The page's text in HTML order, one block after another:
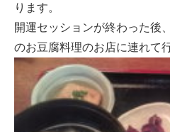
ります。
開運セッションが終わった後
のお豆腐料理のお店に連れて